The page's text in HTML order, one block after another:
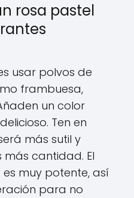
rosa pastel
usar polvos de
frambuesa,
un color
Ten en
más sutil y
más cantidad. El
muy potente, así
para no